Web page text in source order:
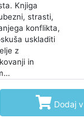
Knjiga
strasti,
konflikta,
uskladiti
z
in
 Dodaj